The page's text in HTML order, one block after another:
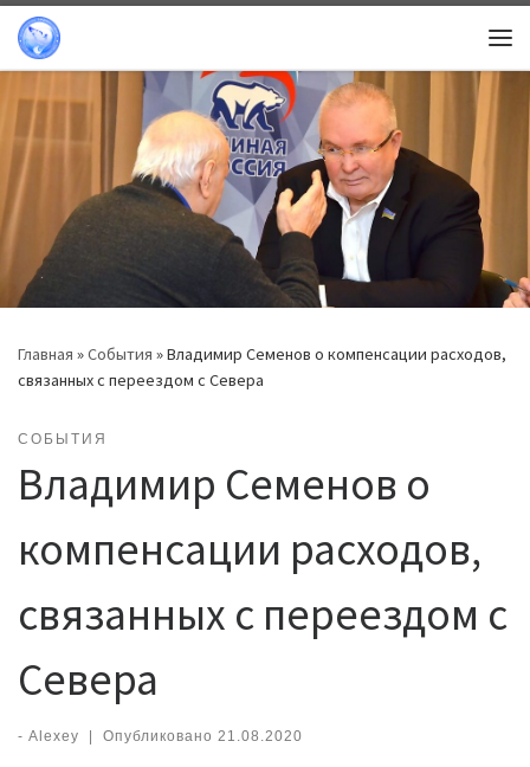
Перейти к содержимому
Главная »События »Владимир Семенов о компенсации расходов,
связанных с переездом с Севера
СОБЫТИЯ
Владимир Семенов о
компенсации расходов,
связанных с переездом с
Севера
- Alexey | Опубликовано 21.08.2020